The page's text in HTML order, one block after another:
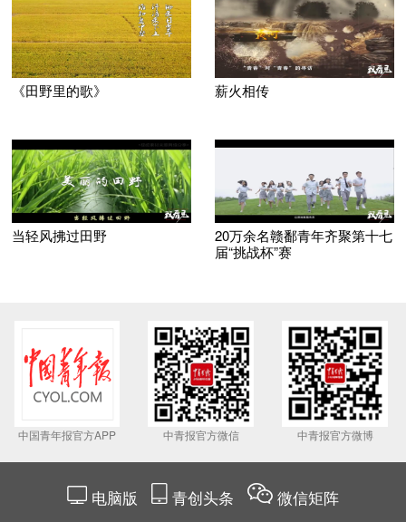
《田野里的歌》 薪火相传
当轻风拂过田野
20万余名赣鄱青年齐聚第十七
届“挑战杯”赛
中国青年报官方APP 中青报官方微信 中青报官方微博
电脑版 青创头条 微信矩阵